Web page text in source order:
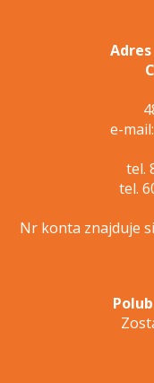
e-
tel.
tel.
Nr konta znajduje